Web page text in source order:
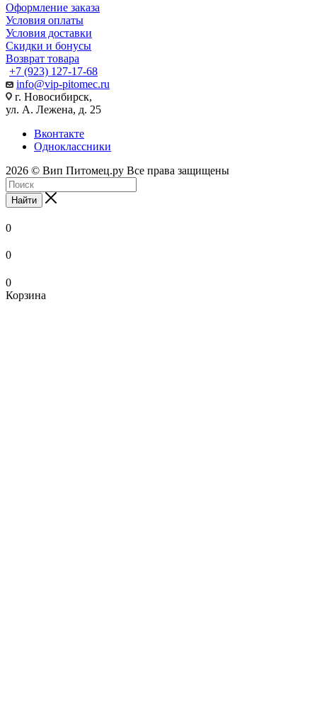
Оформление заказа
Условия оплаты
Условия доставки
Скидки и бонусы
Возврат товара
+7 (923) 127-17-68
info@vip-pitomec.ru
г. Новосибирск,
ул. А. Лежена, д. 25
Вконтакте
Одноклассники
2026 © Вип Питомец.ру Все права защищены
Найти
0
0
0
Корзина